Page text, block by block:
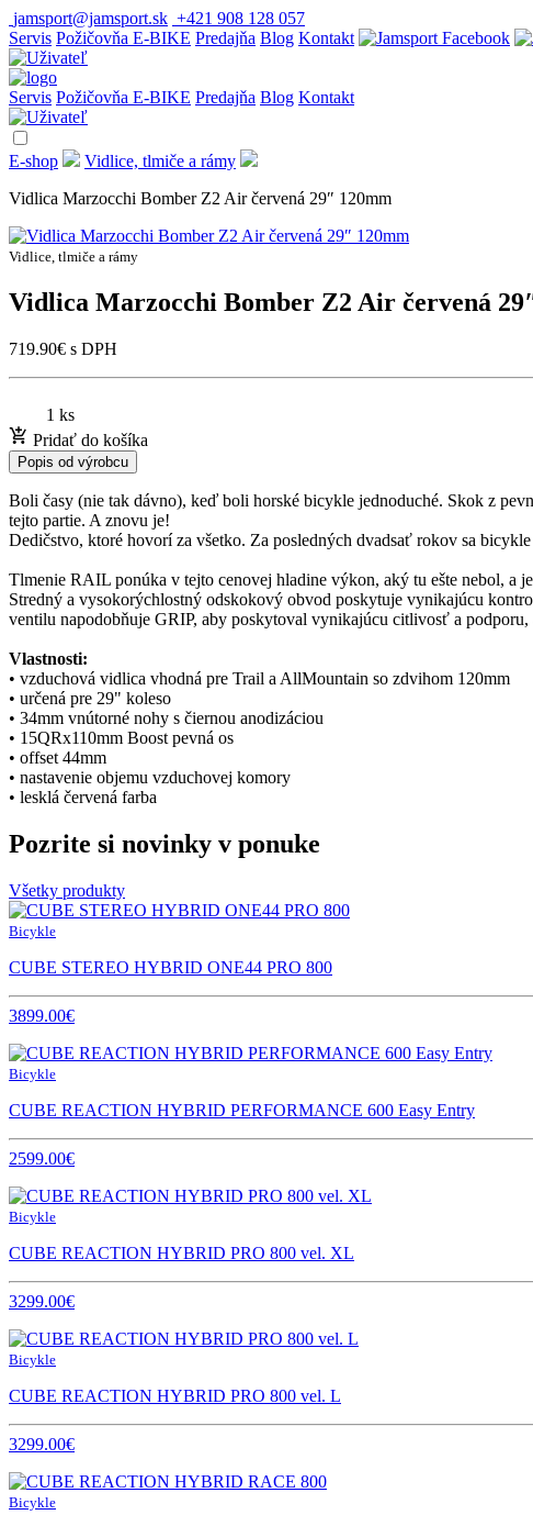
jamsport@jamsport.sk +421 908 128 057
Servis Požičovňa E-BIKE Predajňa Blog Kontakt
Servis Požičovňa E-BIKE Predajňa Blog Kontakt
E-shop
Vidlice, tlmiče a rámy
Vidlica Marzocchi Bomber Z2 Air červená 29″ 120mm
Vidlice, tlmiče a rámy
Vidlica Marzocchi Bomber Z2 Air červená
719.90€ s DPH
1 ks
Pridať do košíka
Popis od výrobcu
Boli časy (nie tak dávno), keď boli horské bicykle jednoduché. Skok z
tejto partie. A znovu je!
Dedičstvo, ktoré hovorí za všetko. Za posledných dvadsať rokov sa
Tlmenie RAIL ponúka v tejto cenovej hladine výkon, aký tu ešte nebol, a
Stredný a vysokorýchlostný odskokový obvod poskytuje vynikajúcu
ventilu napodobňuje GRIP, aby poskytoval vynikajúcu citlivosť a
Vlastnosti:
• vzduchová vidlica vhodná pre Trail a AllMountain so zdvihom 120mm
• určená pre 29" koleso
• 34mm vnútorné nohy s čiernou anodizáciou
• 15QRx110mm Boost pevná os
• offset 44mm
• nastavenie objemu vzduchovej komory
• lesklá červená farba
Pozrite si novinky v ponuke
Všetky produkty
Bicykle
CUBE STEREO HYBRID ONE44 PRO 800
3899.00€
Bicykle
CUBE REACTION HYBRID PERFORMANCE 600 Easy Entry
2599.00€
Bicykle
CUBE REACTION HYBRID PRO 800 vel. XL
3299.00€
Bicykle
CUBE REACTION HYBRID PRO 800 vel. L
3299.00€
Bicykle